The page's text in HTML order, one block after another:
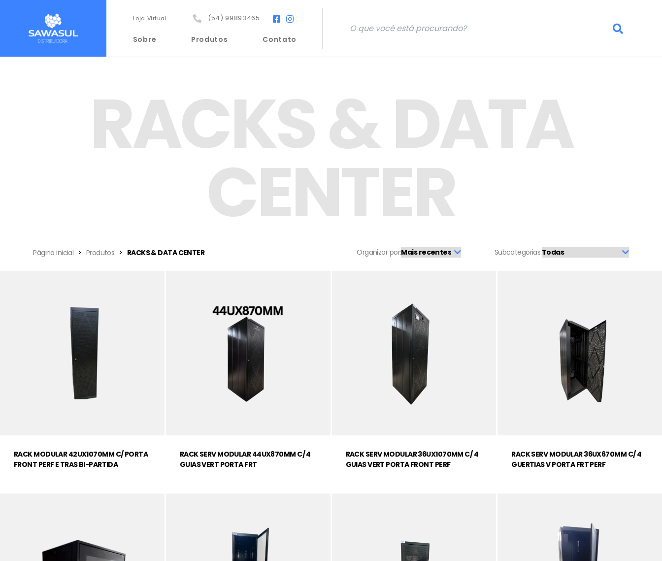
Loja Virtual (54) 99893465
Sobre Produtos Contato
RACKS & DATA
CENTER
Página inicial Produtos RACKS & DATA CENTER Organizar por: Subcategorias:
RACK MODULAR 42UX1070MM C/ PORTA
FRONT PERF E TRAS BI-PARTIDA
RACK SERV MODULAR 44UX870MM C/ 4
GUIAS VERT PORTA FRT
RACK SERV MODULAR 36UX1070MM C/ 4
GUIAS VERT PORTA FRONT PERF
RACK SERV MODULAR 36UX670MM C/ 4
GUERTIAS V PORTA FRT PERF